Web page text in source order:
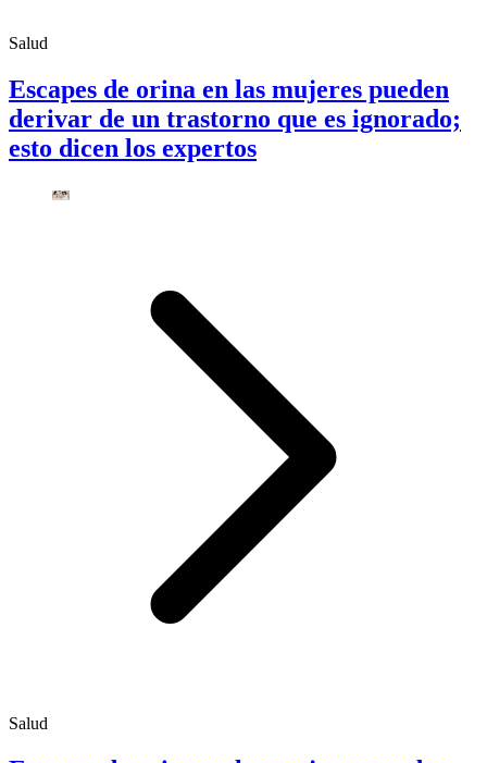
Salud
Escapes de orina en las mujeres pueden
derivar de un trastorno que es ignorado;
esto dicen los expertos
Salud